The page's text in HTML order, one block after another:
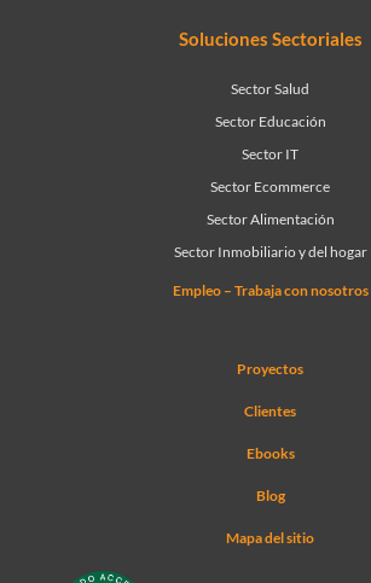
Soluciones Sectoriales
Sector Salud
Sector Educación
Sector IT
Sector Ecommerce
Sector Alimentación
Sector Inmobiliario y del hogar
Empleo – Trabaja con nosotros
Proyectos
Clientes
Ebooks
Blog
Mapa del sitio